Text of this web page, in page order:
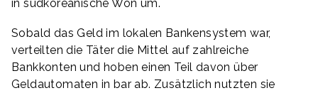
in südkoreanische Won um.
Sobald das Geld im lokalen Bankensystem war,
verteilten die Täter die Mittel auf zahlreiche
Bankkonten und hoben einen Teil davon über
Geldautomaten in bar ab. Zusätzlich nutzten sie